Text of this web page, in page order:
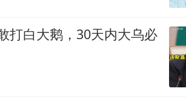
打白大鹅，30天内大乌必